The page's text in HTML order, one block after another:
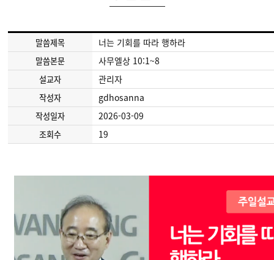
말씀제목 너는 기회를 따라 행하라
말씀본문 사무엘상 10:1~8
설교자 관리자
작성자 gdhosanna
작성일자 2026-03-09
조회수 19